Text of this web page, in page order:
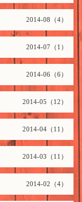
2014-08（4）
2014-07（1）
2014-06（6）
2014-05（12）
2014-04（11）
2014-03（11）
2014-02（4）